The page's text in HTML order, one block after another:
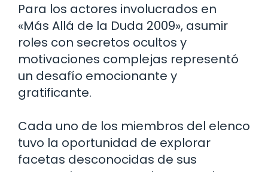
Para los actores involucrados en
«Más Allá de la Duda 2009», asumir
roles con secretos ocultos y
motivaciones complejas representó
un desafío emocionante y
gratificante.
Cada uno de los miembros del elenco
tuvo la oportunidad de explorar
facetas desconocidas de sus